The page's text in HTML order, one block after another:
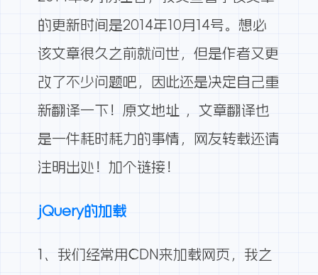
的更新时间是2014年10月14号。想必
该文章很久之前就问世，但是作者又更
改了不少问题吧，因此还是决定自己重
新翻译一下！ 原文地址 ，文章翻译也
是一件耗时耗力的事情，网友转载还请
注明出处！加个链接！
jQuery的加载
1、我们经常用CDN来加载网页，我之